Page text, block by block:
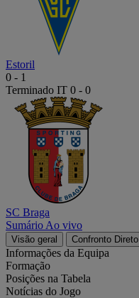
Estoril
0 - 1
Terminado IT 0 - 0
SC Braga
Sumário Ao vivo
Visão geral Confronto Direto
Informações da Equipa
Formação
Posições na Tabela
Notícias do Jogo